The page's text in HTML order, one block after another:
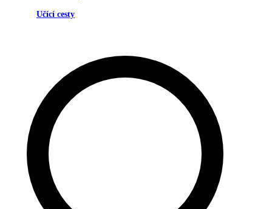
Učící cesty